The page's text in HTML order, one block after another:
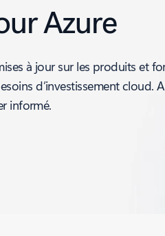
Azure
à jour sur les produits et
d’investissement cloud.
informé.